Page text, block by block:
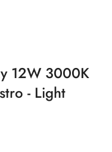
12W 3000K
- Light